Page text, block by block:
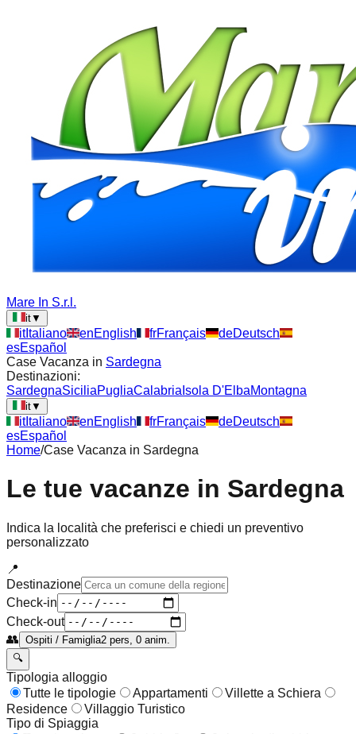
Mare In S.r.l.
it▼
itItaliano enEnglish frFrançais deDeutsch
esEspañol
Case Vacanza in Sardegna
Destinazioni:
SardegnaSiciliaPugliaCalabria Isola D'ElbaMontagna
it▼
itItaliano enEnglish frFrançais deDeutsch
esEspañol
Home/Case Vacanza in Sardegna
Le tue vacanze in Sardegna
Indica la località che preferisci e chiedi un preventivo
personalizzato
📍
Destinazione
Check-in
Check-out
👥 Ospiti / Famiglia2 pers, 0 anim.
🔍
Tipologia alloggio
Tutte le tipologie
Appartamenti
Villette a Schiera
Residence
Villaggio Turistico
Tipo di Spiaggia